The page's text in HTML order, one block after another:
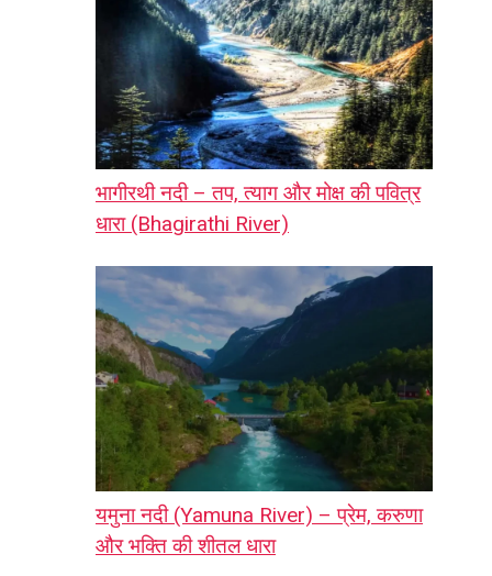
भागीरथी नदी – तप, त्याग और मोक्ष की पवित्र
धारा (Bhagirathi River)
यमुना नदी (Yamuna River) – प्रेम, करुणा
और भक्ति की शीतल धारा